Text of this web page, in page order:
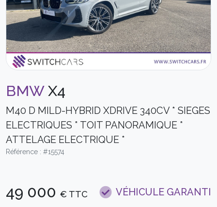
BMW X4
M40 D MILD-HYBRID XDRIVE 340CV * SIEGES
ELECTRIQUES * TOIT PANORAMIQUE *
ATTELAGE ELECTRIQUE *
Référence : #15574
49 000 € TTC VÉHICULE GARANTI